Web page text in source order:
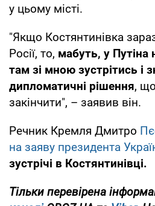
у цьому місті.
"Якщо Костянтинівка
Росії, то, мабуть, у
там зі мною зустрітись і
дипломатичні рішення,
закінчити", – заявив він.
Речник Кремля Дмитро
на заяву президента
зустрічі в Костянтинівці.
Тільки перевірена